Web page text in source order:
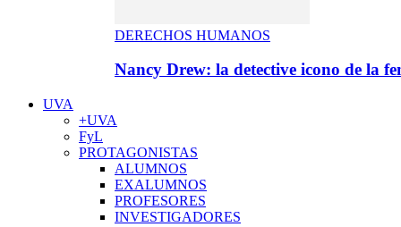
DERECHOS HUMANOS
Nancy Drew: la detective icono de la
UVA
+UVA
FyL
PROTAGONISTAS
ALUMNOS
EXALUMNOS
PROFESORES
INVESTIGADORES